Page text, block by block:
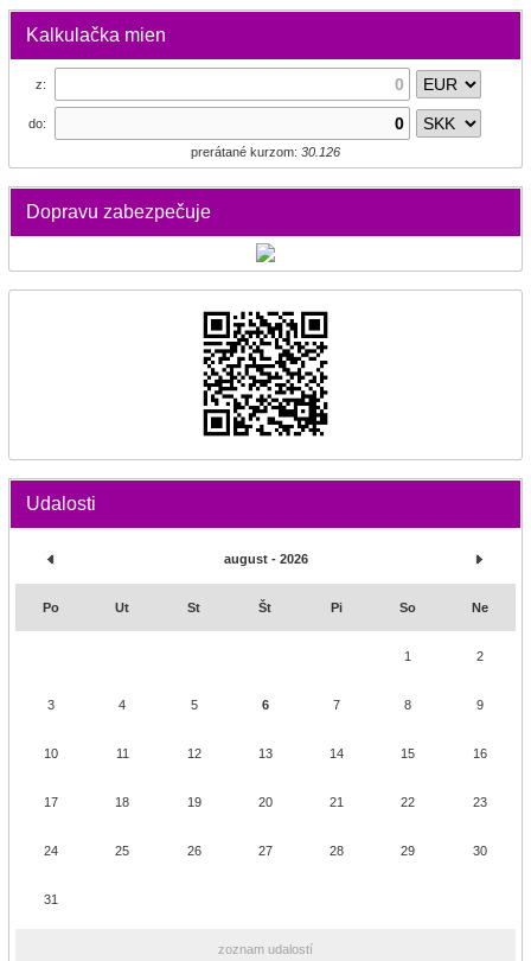
Kalkulačka mien
z:
do:
prerátané kurzom: 30.126
Dopravu zabezpečuje
Udalosti
august - 2026
Po Ut St Št Pi So Ne
1 2
3 4 5 6 7 8 9
10 11 12 13 14 15 16
17 18 19 20 21 22 23
24 25 26 27 28 29 30
31
zoznam udalostí